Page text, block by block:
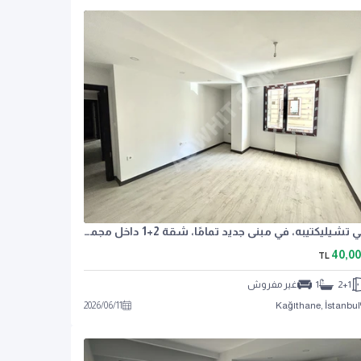
TL
2+1
1
غير مفروش
Kağıthane, İstanbul
2026/06/11